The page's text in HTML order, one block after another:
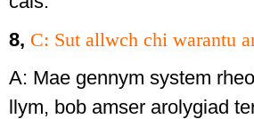
8, C: Sut allwch chi warantu
A: Mae gennym system
llym, bob amser arolygiad